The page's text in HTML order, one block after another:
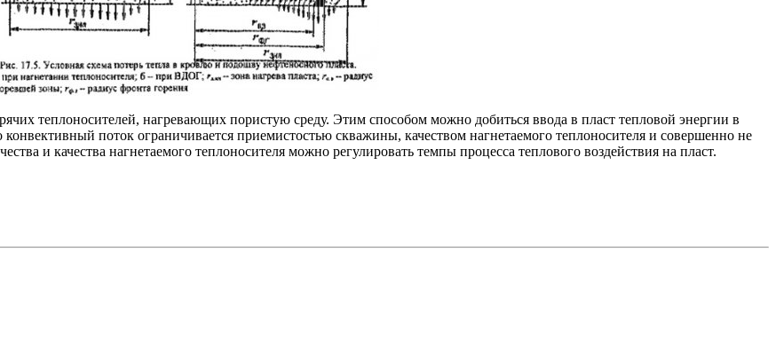
теплоносителей, нагревающих пористую среду. Этим способом можно добиться ввода в пласт тепловой энергии в
поток ограничивается приемистостью скважины, качеством нагнетаемого теплоносителя и совершенно не
и качества нагнетаемого теплоносителя можно регулировать темпы процесса теплового воздействия на пласт.